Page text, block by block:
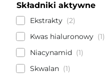
Składniki aktywne
Ekstrakty
2
Kwas hialuronowy
1
Niacynamid
1
Skwalan
1